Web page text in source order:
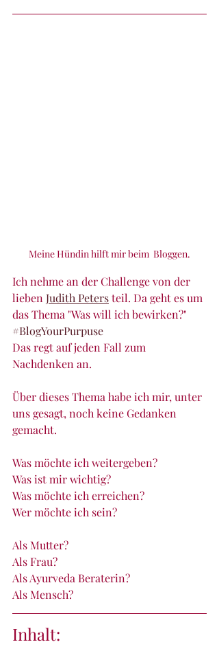
Meine Hündin hilft mir beim  Bloggen.
Ich nehme an der Challenge von der
lieben Judith Peters teil. Da geht es um
das Thema "Was will ich bewirken?"
#BlogYourPurpuse
Das regt auf jeden Fall zum
Nachdenken an.
Über dieses Thema habe ich mir, unter
uns gesagt, noch keine Gedanken
gemacht.
Was möchte ich weitergeben?
Was ist mir wichtig?
Was möchte ich erreichen?
Wer möchte ich sein?
Als Mutter?
Als Frau?
Als Ayurveda Beraterin?
Als Mensch?
Inhalt: